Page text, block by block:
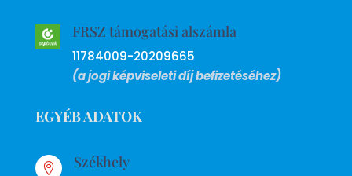
FRSZ támogatási alszámla
11784009-20209665
(a jogi képviseleti díj befizetéséhez)
EGYÉB ADATOK
 Székhely